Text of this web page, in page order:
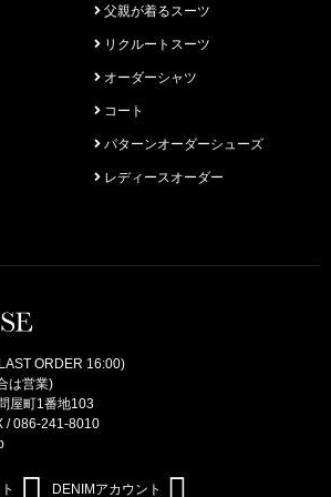
父親が着るスーツ
リクルートスーツ
オーダーシャツ
コート
パターンオーダーシューズ
レディースオーダー
ORDER 16:00)
は営業)
屋町1番地103
/ 086-241-8010
DENIMアカウント